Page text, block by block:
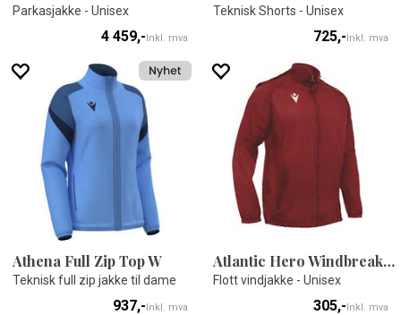
Parkasjakke - Unisex
4 459,-Inkl. mva
Teknisk Shorts - Unisex
725,-Inkl. mva
Athena Full Zip Top W
Teknisk full zip jakke til dame
937,-Inkl. mva
Atlantic Hero Windbreaker
Flott vindjakke - Unisex
305,-Inkl. mva